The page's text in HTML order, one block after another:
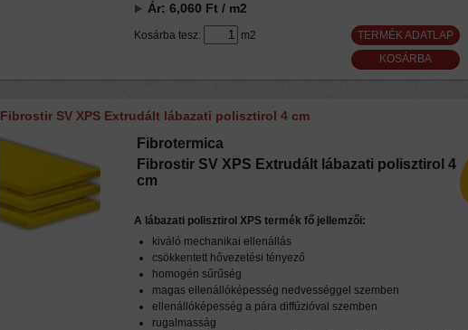
Ár: 6,060 Ft / m2
Kosárba tesz: m2 TERMÉK ADATLAP
Fibrostir SV XPS Extrudált lábazati polisztirol 4 cm
Fibrotermica
Fibrostir SV XPS Extrudált lábazati polisztirol 4
cm
A lábazati polisztirol XPS termék fő jellemzői:
kiváló mechanikai ellenállás
csökkentett hővezetési tényező
homogén sűrűség
magas ellenállóképesség nedvességgel szemben
ellenállóképesség a pára diffúzióval szemben
rugalmasság